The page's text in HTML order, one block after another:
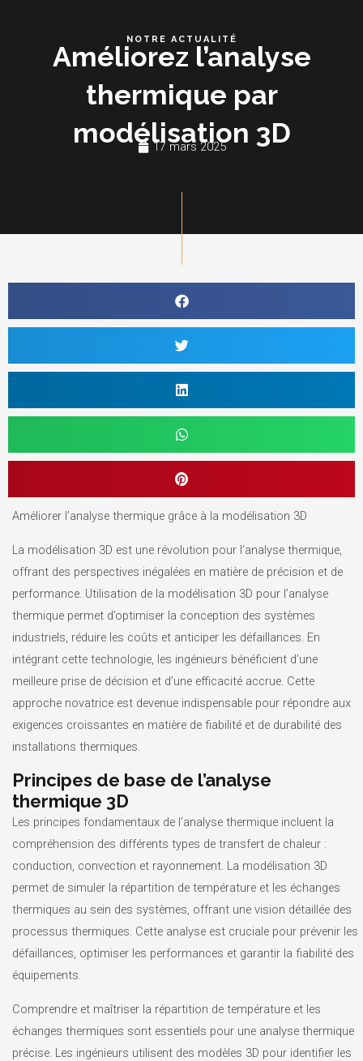
NOTRE ACTUALITÉ
Améliorez l’analyse
thermique par
modélisation 3D
17 mars 2025
Améliorer l’analyse thermique grâce à la modélisation 3D
La modélisation 3D est une révolution pour l’analyse thermique,
offrant des perspectives inégalées en matière de précision et de
performance. Utilisation de la modélisation 3D pour l’analyse
thermique permet d’optimiser la conception des systèmes
industriels, réduire les coûts et anticiper les défaillances. En
intégrant cette technologie, les ingénieurs bénéficient d’une
meilleure prise de décision et d’une efficacité accrue. Cette
approche novatrice est devenue indispensable pour répondre aux
exigences croissantes en matière de fiabilité et de durabilité des
installations thermiques.
Principes de base de l’analyse
thermique 3D
Les principes fondamentaux de l’analyse thermique incluent la
compréhension des différents types de transfert de chaleur :
conduction, convection et rayonnement. La modélisation 3D
permet de simuler la répartition de température et les échanges
thermiques au sein des systèmes, offrant une vision détaillée des
processus thermiques. Cette analyse est cruciale pour prévenir les
défaillances, optimiser les performances et garantir la fiabilité des
équipements.
Comprendre et maîtriser la répartition de température et les
échanges thermiques sont essentiels pour une analyse thermique
précise. Les ingénieurs utilisent des modèles 3D pour identifier les